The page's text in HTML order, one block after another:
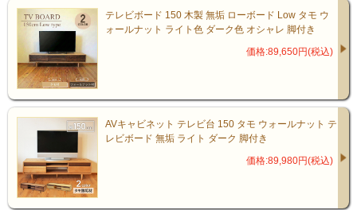
テレビボード 150 木製 無垢 ローボード Low タモ ウ
ォールナット ライト色 ダーク色 オシャレ 脚付き
価格:89,650円(税込)
AVキャビネット テレビ台 150 タモ ウォールナット テ
レビボード 無垢 ライト ダーク 脚付き
価格:89,980円(税込)